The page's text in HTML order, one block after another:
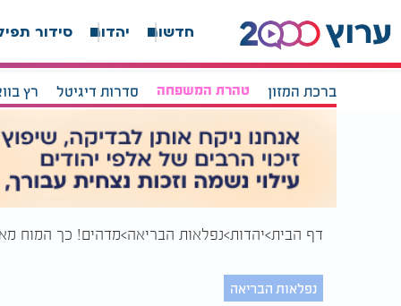
חדשות יהדות סידור
ברכת המזון טהרת המשפחה סדרות דיגיטל רץ
דף הבית יהדות נפלאות הבריאה מדהים! כך המוח
נפלאות הבריאה